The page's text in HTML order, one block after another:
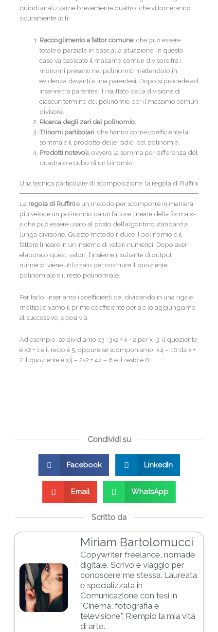
quindi analizzarne brevemente quattro, che vi torneranno
sicuramente utili:
Raccoglimento a fattor comune, che può essere
totale o parziale in base alla situazione. In questo
caso va caolcato il massimo comun divisore fra i
monomi presenti nel polinomio mettendolo in
evidenza davanti a una parentesi. Dopo si procede ad
inserire tra parentesi il risultato della divisione di
ciascun termine del polinomio per il massimo comun
divisore.
Ricerca degli zeri del polinomio.
Trinomi particolari , che hanno come coefficiente la
somma e il prodotto delle radici del polinomio.
Prodotti notevoli , ovvero la somma per differenza del
quadrato e cubo di un binomio.
Una tecnica particolare di scomposizione: la regola di Ruffini
La regola di Ruffiniè un metodo per scomporre in maniera
più veloce un polinomio da un fattore lineare della forma x-
a che può essere usato al posto dell’algoritmo standard a
lunga divisione. Questo metodo riduce il polinomio e il
fattore lineare in un insieme di valori numerici. Dopo aver
elaborato questi valori, l’insieme risultante di output
numerici viene utilizzato per costruire il quoziente
polinomiale e il resto polinomiale.
Per farlo, inseriamo i coefficienti del dividendo in una riga e
moltiplichiamo il primo coefficiente per a e lo aggiungiamo
al successivo, e così via.
Ad esempio, se dividiamo x3 -3×2 + x + 2 per x-3: il quoziente
è x2 + 1 e il resto è 5; oppure se scomponiamo x4 – 16 da x +
2 il quoziente è x3 – 2×2 + 4x – 8 e il resto è 0
Condividi su
Facebook LinkedIn
Email WhatsApp
Scritto da
Miriam Bartolomucci
Copywriter freelance, nomade
digitale. Scrivo e viaggio per
conoscere me stessa. Laureata
e specializzata in
Comunicazione con tesi in
"Cinema, fotografia e
televisione". Riempio la mia vita
di arte.